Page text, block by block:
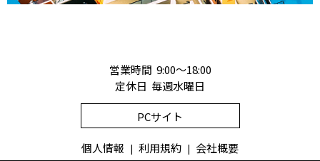
営業時間 9:00～18:00
定休日 毎週水曜日
PCサイト
個人情報 利用規約 会社概要